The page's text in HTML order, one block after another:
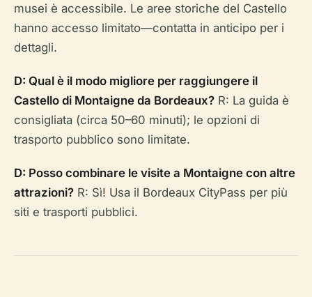
musei è accessibile. Le aree storiche del Castello
hanno accesso limitato—contatta in anticipo per i
dettagli.
D: Qual è il modo migliore per raggiungere il
Castello di Montaigne da Bordeaux? R: La guida è
consigliata (circa 50–60 minuti); le opzioni di
trasporto pubblico sono limitate.
D: Posso combinare le visite a Montaigne con altre
attrazioni? R: Sì! Usa il Bordeaux CityPass per più
siti e trasporti pubblici.